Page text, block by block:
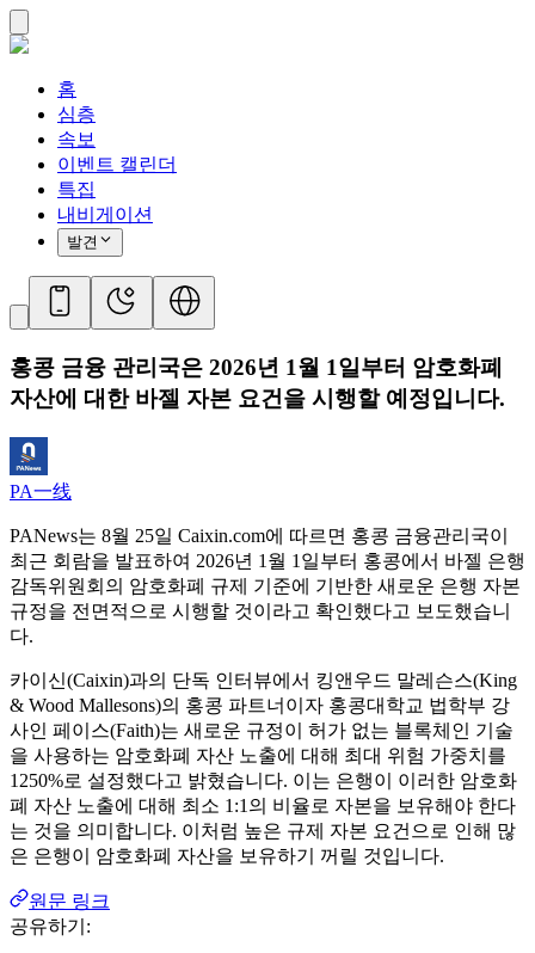
홈
심층
속보
이벤트 캘린더
특집
내비게이션
발견
홍콩 금융 관리국은 2026년 1월 1일부터 암호화폐
자산에 대한 바젤 자본 요건을 시행할 예정입니다.
PA一线
PANews는 8월 25일 Caixin.com에 따르면 홍콩 금융관리국이
최근 회람을 발표하여 2026년 1월 1일부터 홍콩에서 바젤 은행
감독위원회의 암호화폐 규제 기준에 기반한 새로운 은행 자본
규정을 전면적으로 시행할 것이라고 확인했다고 보도했습니
다.
카이신(Caixin)과의 단독 인터뷰에서 킹앤우드 말레슨스(King
& Wood Mallesons)의 홍콩 파트너이자 홍콩대학교 법학부 강
사인 페이스(Faith)는 새로운 규정이 허가 없는 블록체인 기술
을 사용하는 암호화폐 자산 노출에 대해 최대 위험 가중치를
1250%로 설정했다고 밝혔습니다. 이는 은행이 이러한 암호화
폐 자산 노출에 대해 최소 1:1의 비율로 자본을 보유해야 한다
는 것을 의미합니다. 이처럼 높은 규제 자본 요건으로 인해 많
은 은행이 암호화폐 자산을 보유하기 꺼릴 것입니다.
원문 링크
공유하기: